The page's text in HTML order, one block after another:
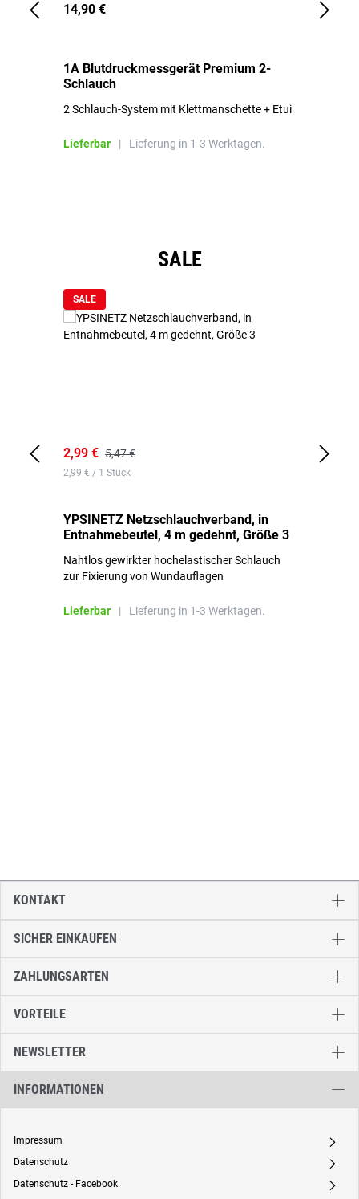
14,90 €
1A Blutdruckmessgerät Premium 2-
Schlauch
2 Schlauch-System mit Klettmanschette + Etui
Lieferbar | Lieferung in 1-3 Werktagen.
SALE
SALE
2,99 € 5,47 €
2,99 € / 1 Stück
YPSINETZ Netzschlauchverband, in
Entnahmebeutel, 4 m gedehnt, Größe 3
Nahtlos gewirkter hochelastischer Schlauch
zur Fixierung von Wundauflagen
Lieferbar | Lieferung in 1-3 Werktagen.
SICHER EINKAUFEN
ZAHLUNGSARTEN
VORTEILE
NEWSLETTER
INFORMATIONEN
Impressum A
Datenschutz A
Datenschutz - Facebook A
KONTAKT